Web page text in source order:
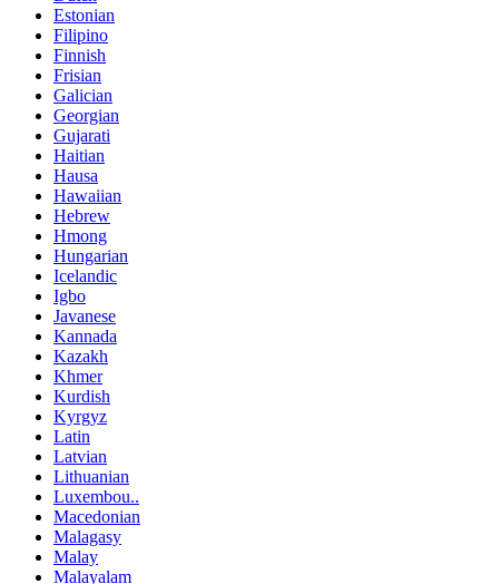
Estonian
Filipino
Finnish
Frisian
Galician
Georgian
Gujarati
Haitian
Hausa
Hawaiian
Hebrew
Hmong
Hungarian
Icelandic
Igbo
Javanese
Kannada
Kazakh
Khmer
Kurdish
Kyrgyz
Latin
Latvian
Lithuanian
Luxembou..
Macedonian
Malagasy
Malay
Malayalam